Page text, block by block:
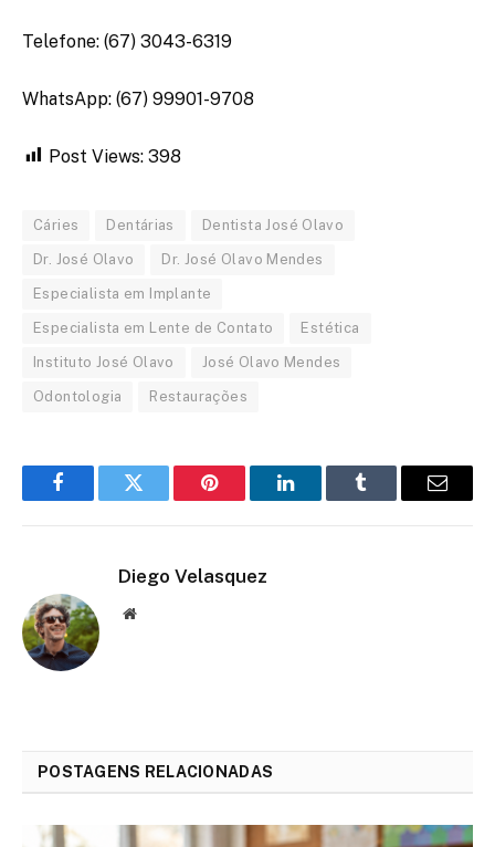
Telefone: (67) 3043-6319
WhatsApp: (67) 99901-9708
Post Views: 398
Cáries Dentárias Dentista José Olavo
Dr. José Olavo Dr. José Olavo Mendes
Especialista em Implante
Especialista em Lente de Contato Estética
Instituto José Olavo José Olavo Mendes
Odontologia Restaurações
FacebookTwitter Pinterest LinkedInTumblr Email
Diego Velasquez
Website
POSTAGENS RELACIONADAS